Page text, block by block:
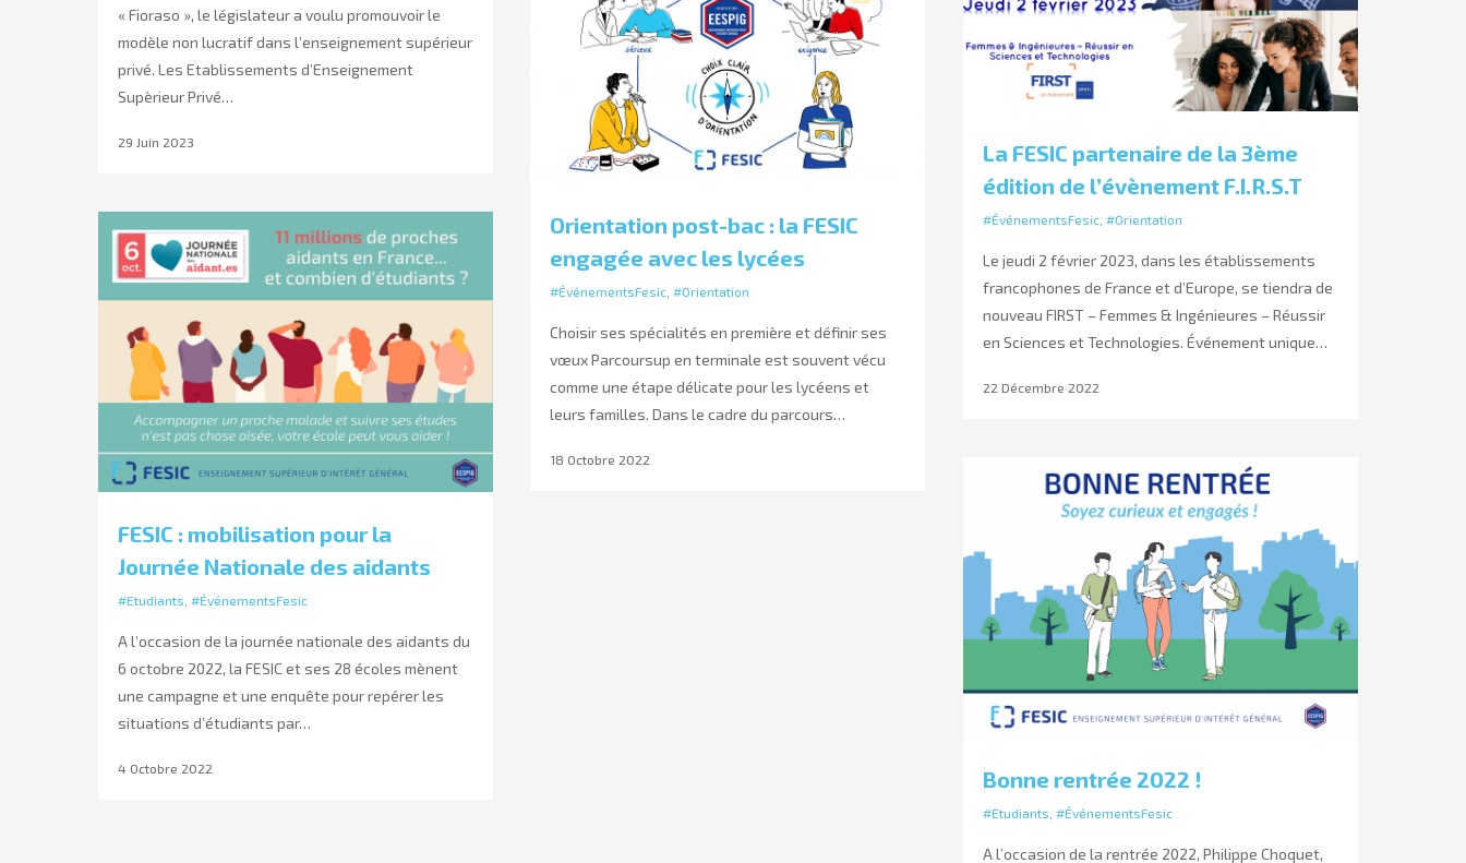
« Fioraso », le législateur a voulu promouvoir le
modèle non lucratif dans l’enseignement supérieur
privé. Les Etablissements d’Enseignement
Supèrieur Privé…
29 Juin 2023
La FESIC partenaire de la 3ème
édition de l’évènement F.I.R.S.T
#ÉvénementsFesic #Orientation
Le jeudi 2 février 2023, dans les établissements
francophones de France et d’Europe, se tiendra de
nouveau FIRST – Femmes & Ingénieures – Réussir
en Sciences et Technologies. Événement unique…
22 Décembre 2022
Orientation post-bac : la FESIC
engagée avec les lycées
#ÉvénementsFesic #Orientation
Choisir ses spécialités en première et définir ses
vœux Parcoursup en terminale est souvent vécu
comme une étape délicate pour les lycéens et
leurs familles. Dans le cadre du parcours…
18 Octobre 2022
FESIC : mobilisation pour la
Journée Nationale des aidants
#Etudiants #ÉvénementsFesic
A l’occasion de la journée nationale des aidants du
6 octobre 2022, la FESIC et ses 28 écoles mènent
une campagne et une enquête pour repérer les
situations d’étudiants par…
4 Octobre 2022 Bonne rentrée 2022 !
#Etudiants #ÉvénementsFesic
A l’occasion de la rentrée 2022, Philippe Choquet,